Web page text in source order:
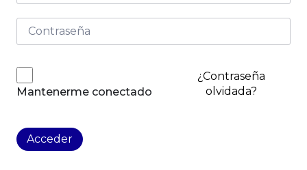
Mantenerme conectado
¿Contraseña
olvidada?
Acceder
Guantes de Látex Caja